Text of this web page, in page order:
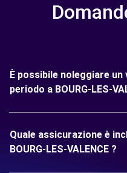
È possibile noleggiare un
periodo a BOURG-LES-
Quale assicurazione è
BOURG-LES-VALENCE ?